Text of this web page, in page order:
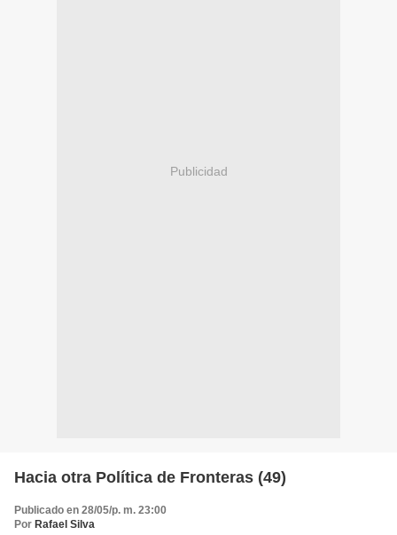
Publicidad
Hacia otra Política de Fronteras (49)
Publicado en 28/05/p. m. 23:00
Por Rafael Silva